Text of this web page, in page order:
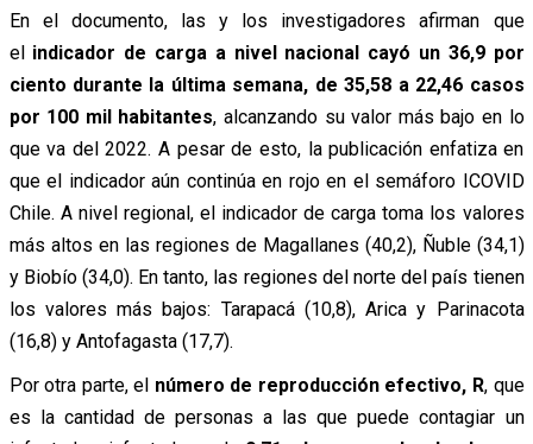
En el documento, las y los investigadores afirman que
el indicador de carga a nivel nacional cayó un 36,9 por
ciento durante la última semana, de 35,58 a 22,46 casos
por 100 mil habitantes, alcanzando su valor más bajo en lo
que va del 2022. A pesar de esto, la publicación enfatiza en
que el indicador aún continúa en rojo en el semáforo ICOVID
Chile. A nivel regional, el indicador de carga toma los valores
más altos en las regiones de Magallanes (40,2), Ñuble (34,1)
y Biobío (34,0). En tanto, las regiones del norte del país tienen
los valores más bajos: Tarapacá (10,8), Arica y Parinacota
(16,8) y Antofagasta (17,7).
Por otra parte, el número de reproducción efectivo, R, que
es la cantidad de personas a las que puede contagiar un